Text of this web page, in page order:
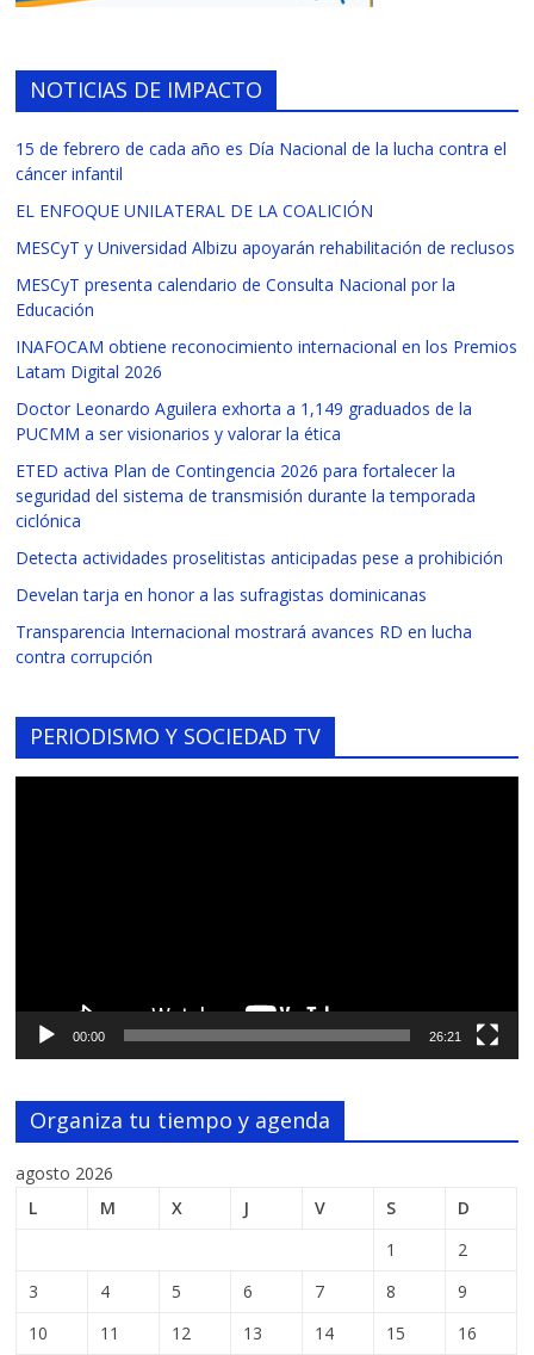
NOTICIAS DE IMPACTO
15 de febrero de cada año es Día Nacional de la lucha contra el
cáncer infantil
EL ENFOQUE UNILATERAL DE LA COALICIÓN
MESCyT y Universidad Albizu apoyarán rehabilitación de reclusos
MESCyT presenta calendario de Consulta Nacional por la
Educación
INAFOCAM obtiene reconocimiento internacional en los Premios
Latam Digital 2026
Doctor Leonardo Aguilera exhorta a 1,149 graduados de la
PUCMM a ser visionarios y valorar la ética
ETED activa Plan de Contingencia 2026 para fortalecer la
seguridad del sistema de transmisión durante la temporada
ciclónica
Detecta actividades proselitistas anticipadas pese a prohibición
Develan tarja en honor a las sufragistas dominicanas
Transparencia Internacional mostrará avances RD en lucha
contra corrupción
PERIODISMO Y SOCIEDAD TV
00:00 26:21
Organiza tu tiempo y agenda
agosto 2026
L
M X J V S
D
1
2
3
4 5 6 7 8
9
10
11 12 13 14 15 16